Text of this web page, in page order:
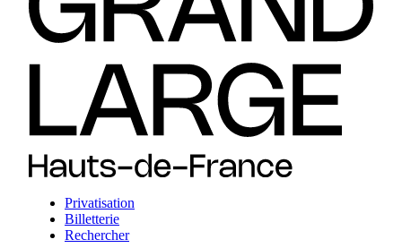
Privatisation
Billetterie
Rechercher